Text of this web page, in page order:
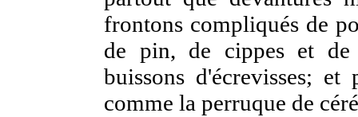
frontons compliqués de
de pin, de cippes et
buissons d'écrevisses;
comme la perruque de